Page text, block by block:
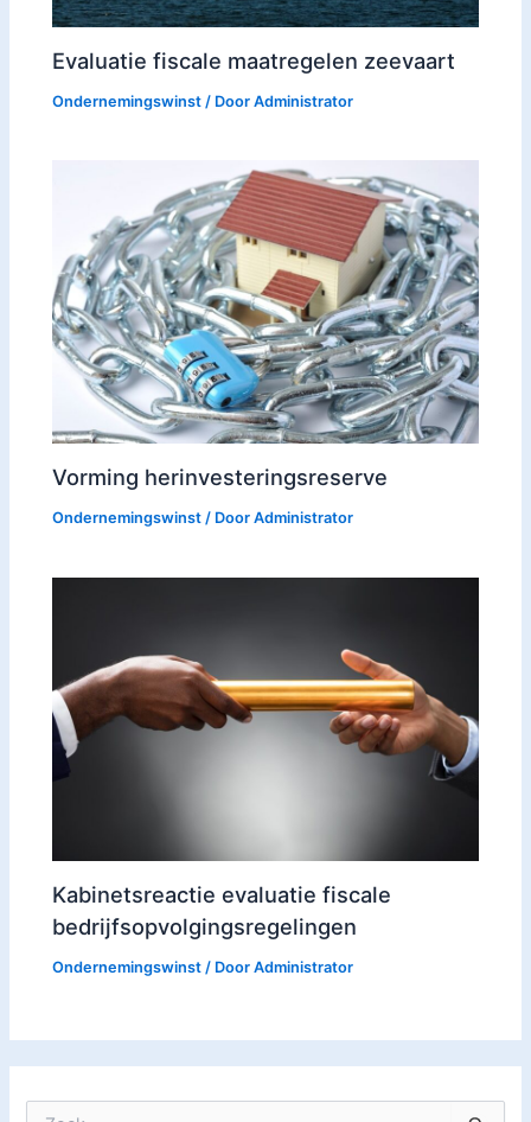
Evaluatie fiscale maatregelen zeevaart
Ondernemingswinst / DoorAdministrator
Vorming herinvesteringsreserve
Ondernemingswinst / DoorAdministrator
Kabinetsreactie evaluatie fiscale
bedrijfsopvolgingsregelingen
Ondernemingswinst / DoorAdministrator